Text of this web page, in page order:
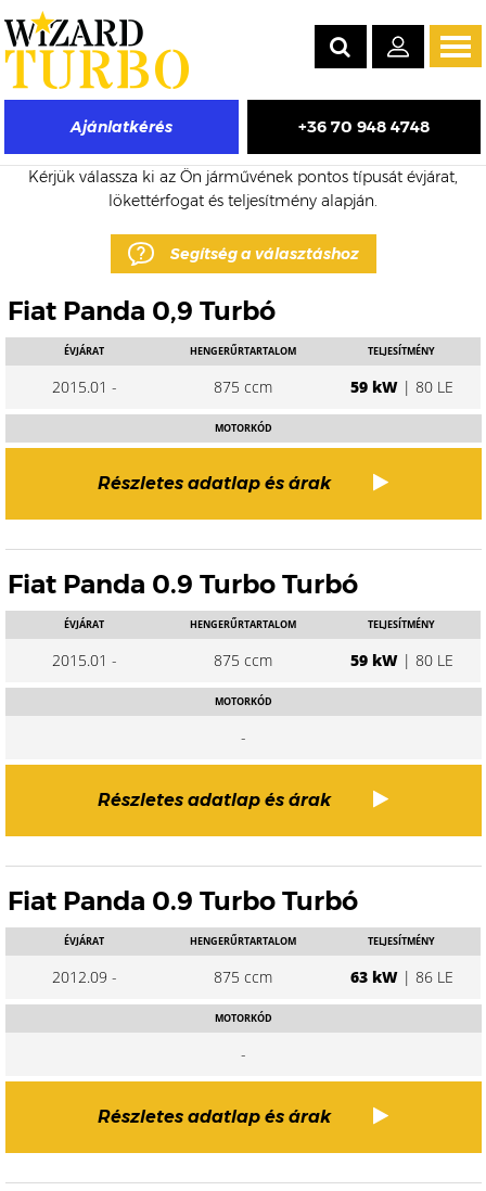
Ajánlatkérés +36 70 948 4748
Fiat Panda eladó turbó árak
Kérjük válassza ki az Ön járművének pontos típusát évjárat,
lökettérfogat és teljesítmény alapján.
Segítség a választáshoz
Fiat Panda 0,9 Turbó
ÉVJÁRAT
2015.01 -
HENGERŰRTARTALOM
875 ccm
TELJESÍTMÉNY
59 kW| 80 LE
MOTORKÓD
Részletes adatlap és árak
Fiat Panda 0.9 Turbo Turbó
ÉVJÁRAT
2015.01 -
HENGERŰRTARTALOM
875 ccm
TELJESÍTMÉNY
59 kW| 80 LE
MOTORKÓD
-
Részletes adatlap és árak
Fiat Panda 0.9 Turbo Turbó
ÉVJÁRAT
2012.09 -
HENGERŰRTARTALOM
875 ccm
TELJESÍTMÉNY
63 kW| 86 LE
MOTORKÓD
-
Részletes adatlap és árak